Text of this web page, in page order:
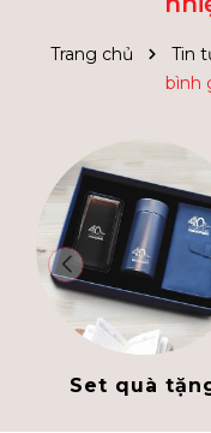
Trang chủ Tin
bình
Set quà